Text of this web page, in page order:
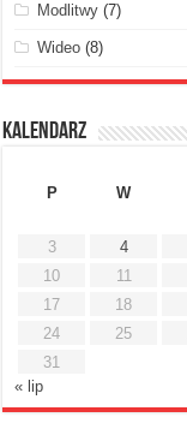
Modlitwy (7)
Wideo (8)
Kalendarz
P
W
3
4
10
11
17
18
24
25
31
« lip